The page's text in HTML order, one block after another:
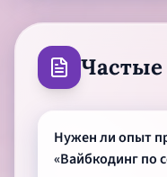
Частые
Нужен ли опыт
«Вайбкодинг по